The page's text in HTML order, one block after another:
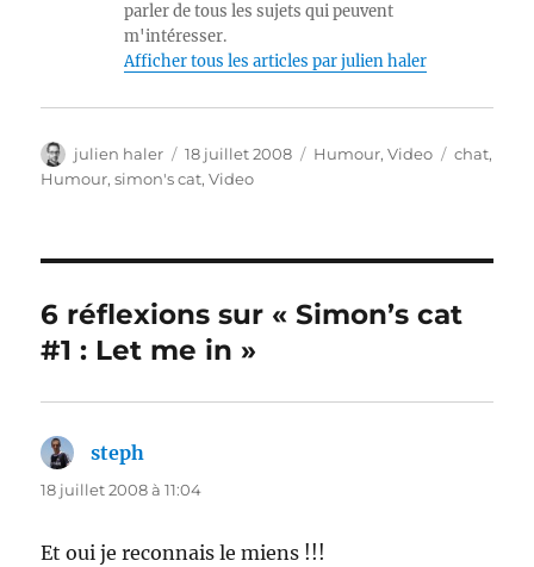
parler de tous les sujets qui peuvent
m'intéresser.
Afficher tous les articles par julien haler
Auteur
julien haler
Publié
le
18 juillet 2008 Catégories
Humour,Video Étiquettes
chat,
Humour,simon's cat,Video
6 réflexions sur « Simon’s cat
#1 : Let me in »
steph
18 juillet 2008 à 11:04
Et oui je reconnais le miens !!!